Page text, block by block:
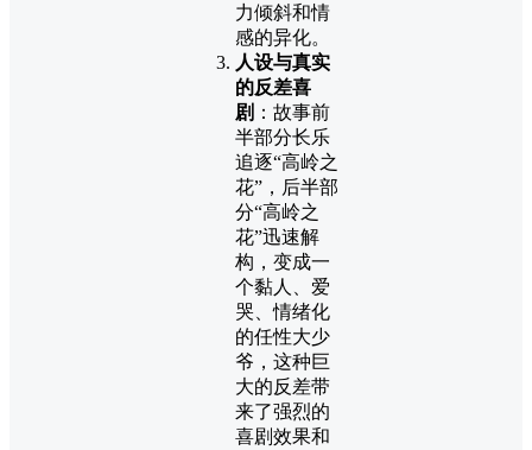
力倾斜和情
感的异化。
人设与真实
的反差喜
剧 ：故事前
半部分长乐
追逐“高岭之
花”，后半部
分“高岭之
花”迅速解
构，变成一
个黏人、爱
哭、情绪化
的任性大少
爷，这种巨
大的反差带
来了强烈的
喜剧效果和